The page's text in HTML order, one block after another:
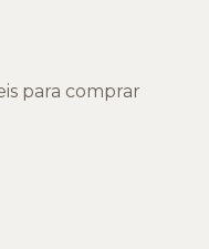
para comprar